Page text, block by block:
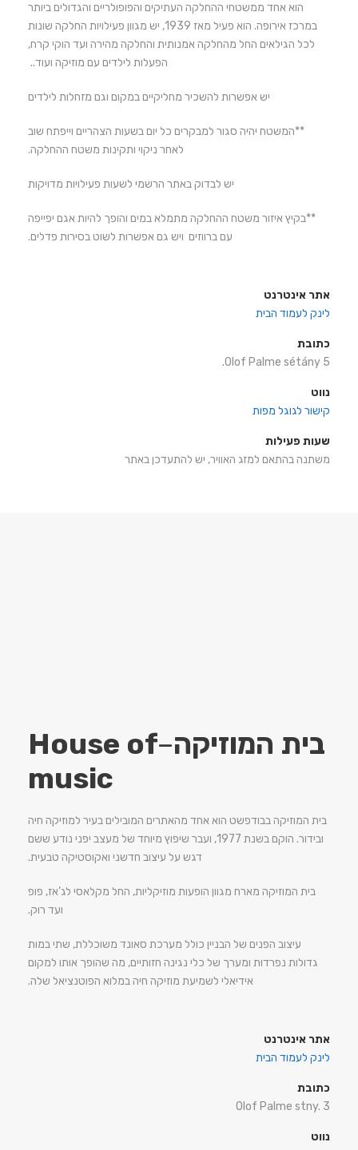
הוא אחד ממשטחי ההחלקה העתיקים והפופולריים והגדולים ביותר
במרכז אירופה. הוא פעיל מאז 1939, יש מגוון פעילויות החלקה שונות
לכל הגילאים החל מהחלקה אמנותית והחלקה מהירה ועד הוקי קרח,
הפעלות לילדים עם מוזיקה ועוד..
יש אפשרות להשכיר מחליקיים במקום וגם מזחלות לילדים
**המשטח יהיה סגור למבקרים כל יום בשעות הצהריים וייפתח שוב
לאחר ניקוי ותקינות משטח ההחלקה.
יש לבדוק באתר הרשמי לשעות פעילויות מדויקות
**בקיץ איזור משטח ההחלקה מתמלא במים והופך להיות אגם יפייפה
עם ברווזים ויש גם אפשרות לשוט בסירות פדלים.
אתר אינטרנט
לינק לעמוד הבית
כתובת
Olof Palme sétány 5.
נווט
קישור לגוגל מפות
שעות פעילות
משתנה בהתאם למזג האוויר, יש להתעדכן באתר
בית המוזיקה–
House of
music
בית המוזיקה בבודפשט הוא אחד מהאתרים המובילים בעיר למוזיקה חיה
ובידור. הוקם בשנת 1977, ועבר שיפוץ מיוחד של מעצב יפני נודע ששם
דגש על עיצוב חדשני ואקוסטיקה טבעית.
בית המוזיקה מארח מגוון הופעות מוזיקליות, החל מקלאסי לג’אז, פופ
ועד רוק.
עיצוב הפנים של הבניין כולל מערכת סאונד משוכללת, שתי במות
גדולות נפרדות ומערך של כלי נגינה חזותיים, מה שהופך אותו למקום
אידיאלי לשמיעת מוזיקה חיה במלוא הפוטנציאל שלה.
אתר אינטרנט
לינק לעמוד הבית
כתובת
Olof Palme stny. 3
נווט